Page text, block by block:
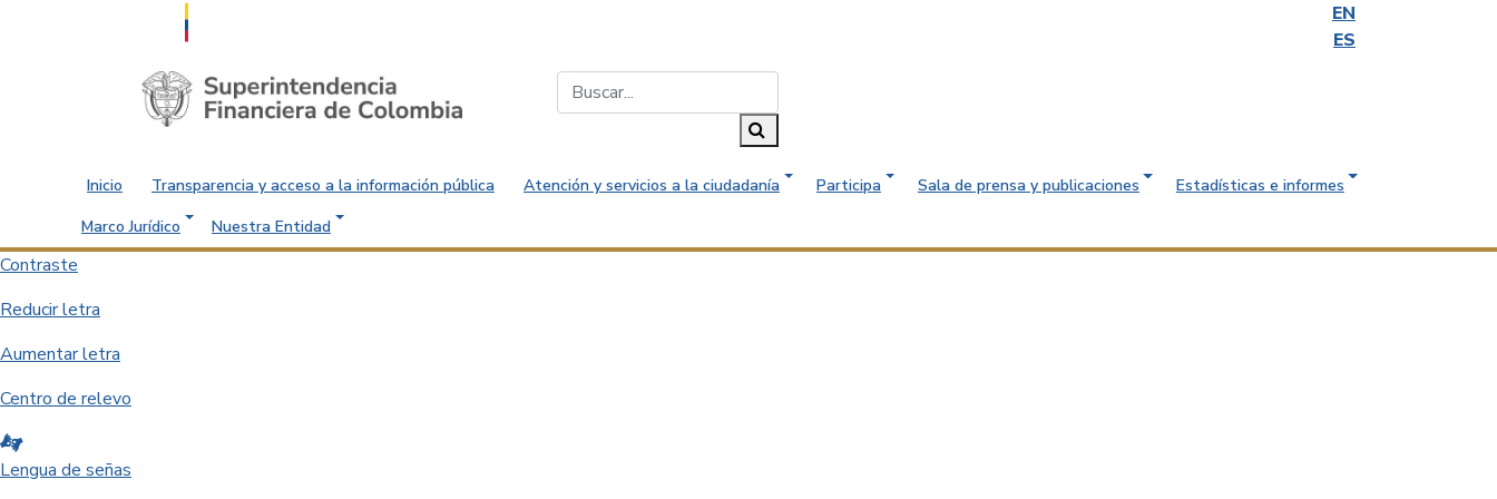
EN
ES
Saltar al contenido principal
Inicio Transparencia y acceso a la información pública Atención y servicios a la ciudadanía Participa Sala de prensa y publicaciones
Estadísticas e informes
Marco Jurídico
Nuestra Entidad
Contraste
Reducir letra
Aumentar letra
Centro de relevo
Lengua de señas